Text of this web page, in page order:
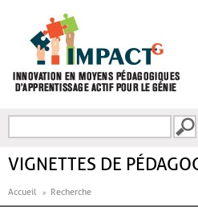
FORMULAIRE DE
VIGNETTES DE
Accueil Recherche